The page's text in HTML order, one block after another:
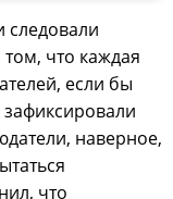
следовали
что каждая
если бы
наверное,
что